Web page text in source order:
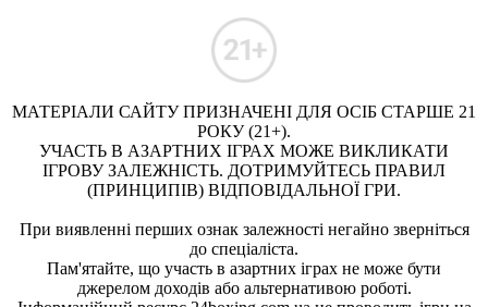
МАТЕРІАЛИ САЙТУ ПРИЗНАЧЕНІ ДЛЯ ОСІБ СТАРШЕ 21
РОКУ (21+).
УЧАСТЬ В АЗАРТНИХ ІГРАХ МОЖЕ ВИКЛИКАТИ
ІГРОВУ ЗАЛЕЖНІСТЬ. ДОТРИМУЙТЕСЬ ПРАВИЛ
(ПРИНЦИПІВ) ВІДПОВІДАЛЬНОЇ ГРИ.
При виявленні перших ознак залежності негайно зверніться
до спеціаліста.
Пам'ятайте, що участь в азартних іграх не може бути
джерелом доходів або альтернативою роботі.